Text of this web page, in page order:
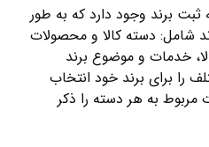
ثبت برند وجود دارد که به طور
شامل: دسته کالا و محصولات
خدمات و موضوع برند
را برای برند خود انتخاب
مربوط به هر دسته را ذکر